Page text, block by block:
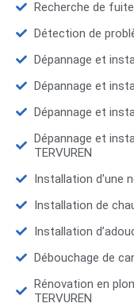
Recherche de fuite
Détection de
Dépannage et
Dépannage et
Dépannage et
Dépannage et
TERVUREN
Installation d'une
Installation de
Installation
Débouchage de
Rénovation en
TERVUREN